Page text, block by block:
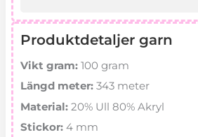
Produktdetaljer garn
Vikt gram: 100 gram
Längd meter: 343 meter
Material: 20% Ull 80% Akryl
Stickor: 4 mm